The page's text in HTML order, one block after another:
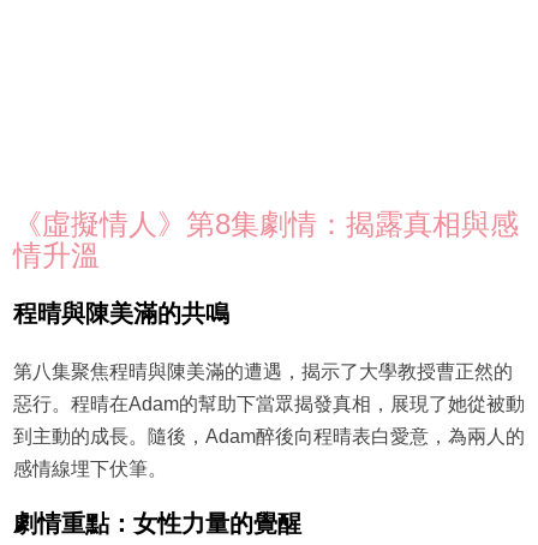
《虛擬情人》第8集劇情：揭露真相與感
情升溫
程晴與陳美滿的共鳴
第八集聚焦程晴與陳美滿的遭遇，揭示了大學教授曹正然的
惡行。程晴在Adam的幫助下當眾揭發真相，展現了她從被動
到主動的成長。隨後，Adam醉後向程晴表白愛意，為兩人的
感情線埋下伏筆。
劇情重點：女性力量的覺醒